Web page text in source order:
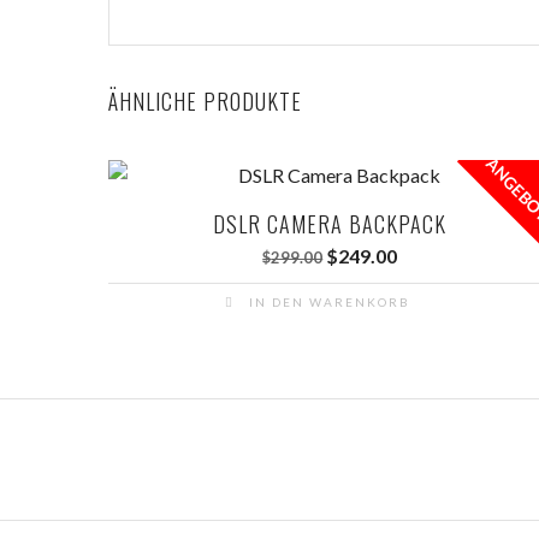
ÄHNLICHE PRODUKTE
DSLR CAMERA BACKPACK
$299.00 Ursprünglicher
Preis
war:
$249.00Aktueller
Preis
ist:
IN DEN WARENKORB